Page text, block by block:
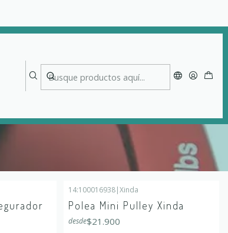
14:100016938|Xinda
Polea Mini Pulley Xinda
desde$21.900